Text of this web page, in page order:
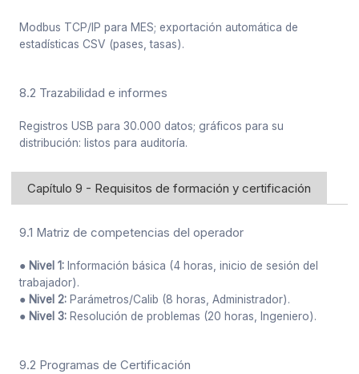
Modbus TCP/IP para MES; exportación automática de
estadísticas CSV (pases, tasas).
8.2 Trazabilidad e informes
Registros USB para 30.000 datos; gráficos para su
distribución: listos para auditoría.
Capítulo 9 - Requisitos de formación y certificación
9.1 Matriz de competencias del operador
● Nivel 1: Información básica (4 horas, inicio de sesión del
trabajador).
● Nivel 2: Parámetros/Calib (8 horas, Administrador).
● Nivel 3: Resolución de problemas (20 horas, Ingeniero).
9.2 Programas de Certificación